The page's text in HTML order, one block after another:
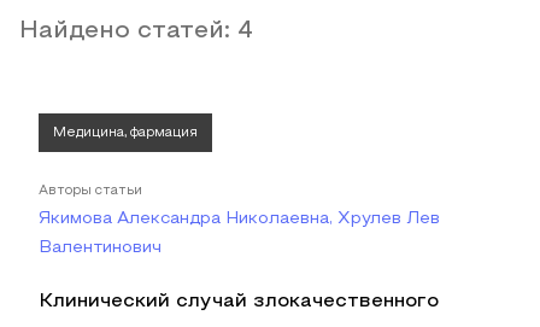
Найдено статей: 4
Медицина, фармация
Авторы статьи
Якимова Александра Николаевна, Хрулев Лев
Валентинович
Клинический случай злокачественного